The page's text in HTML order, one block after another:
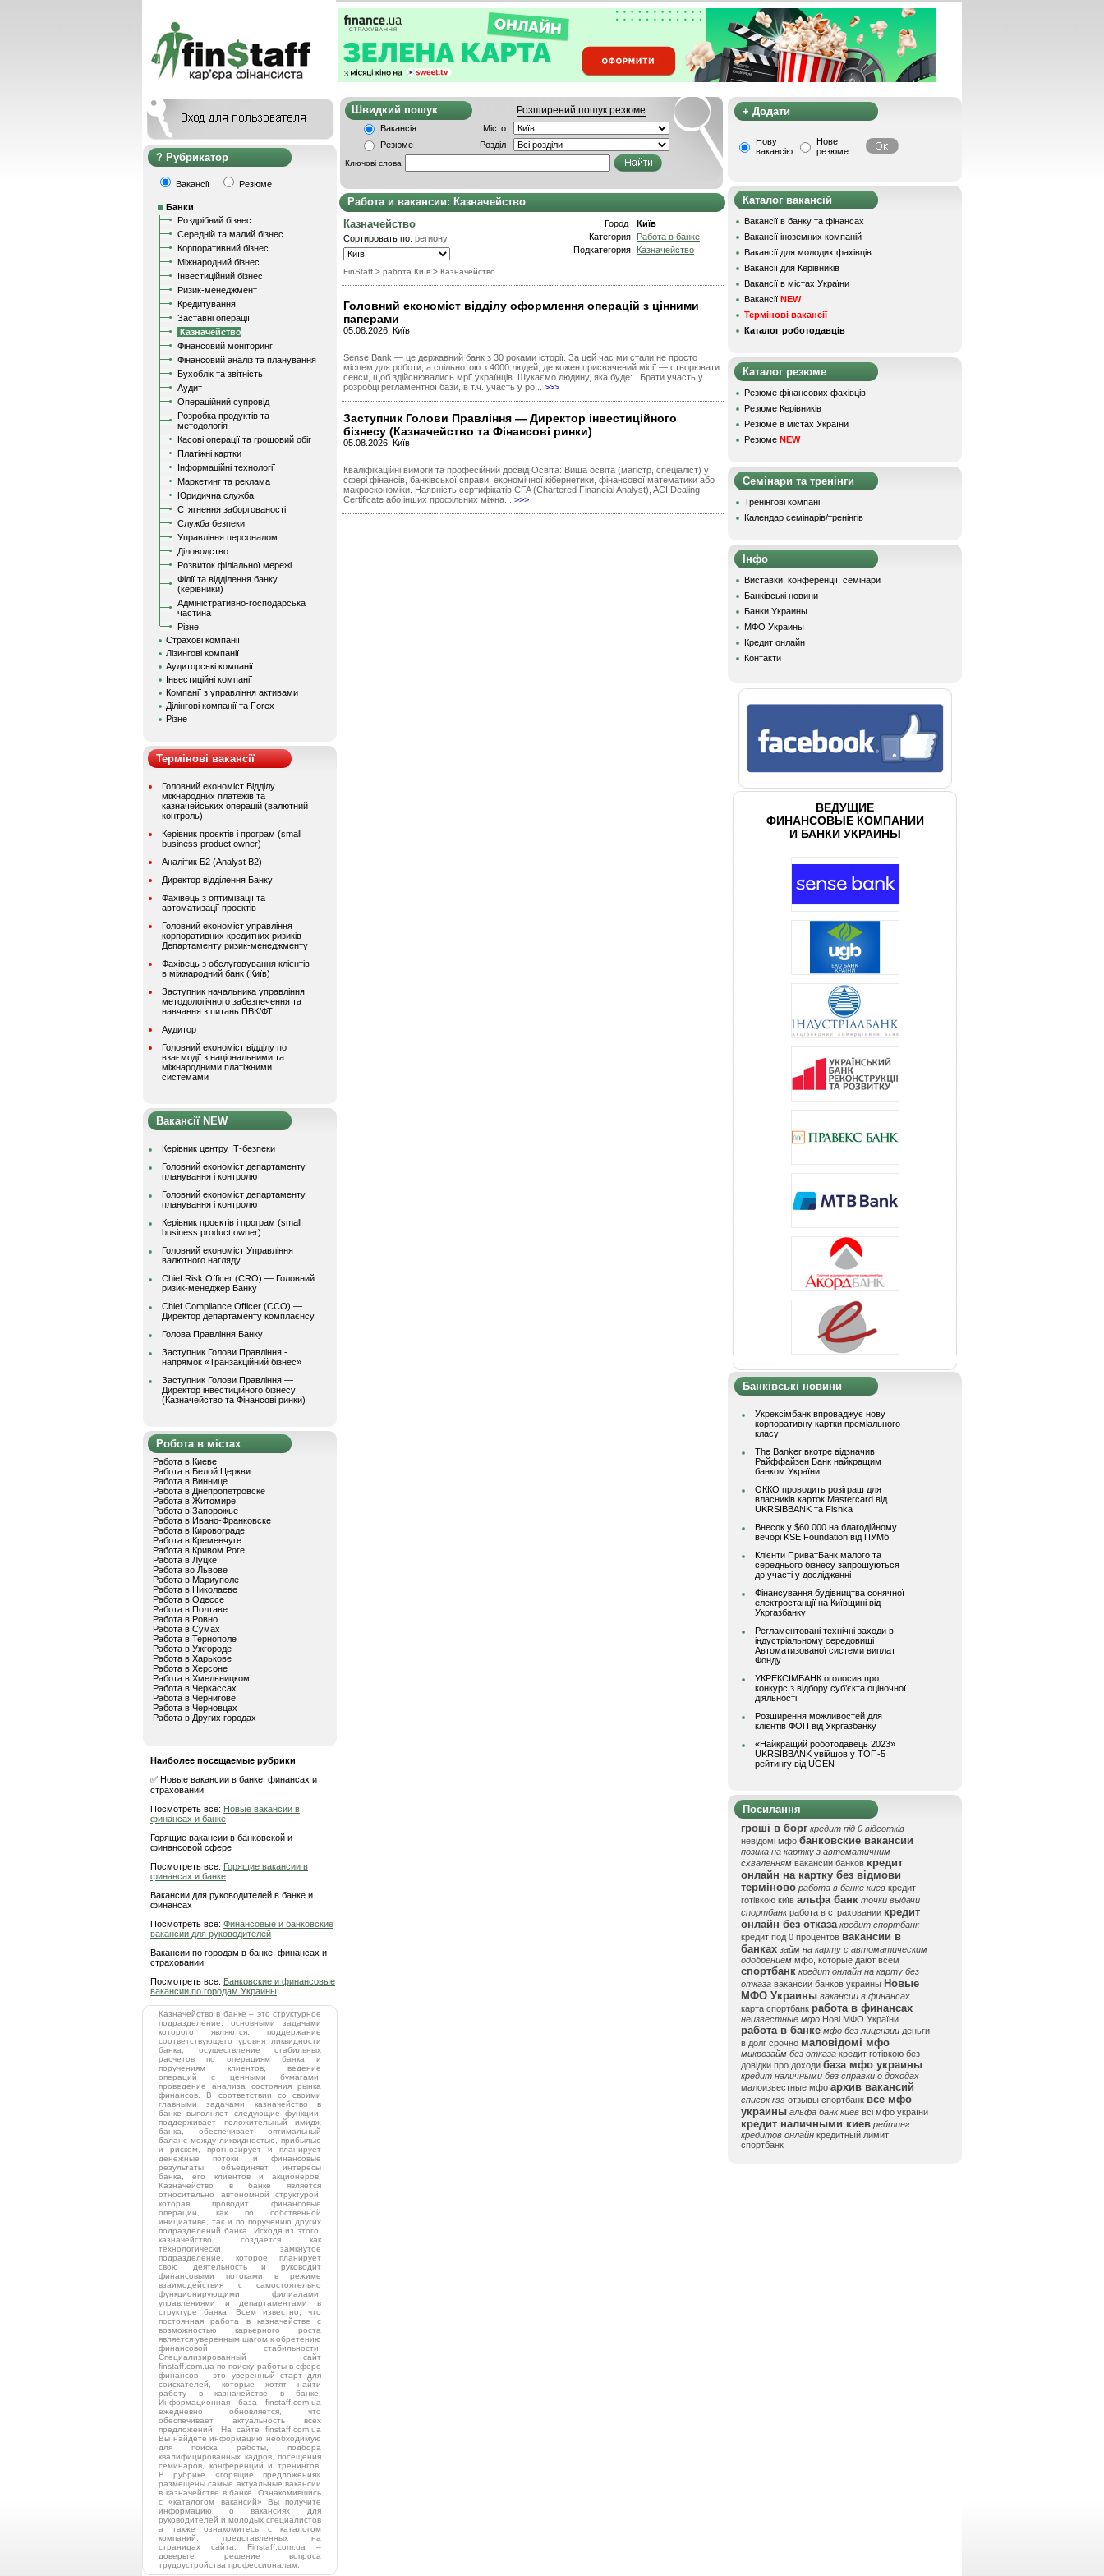
Рубрикатор
Вакансії Резюме
Банки
Роздрібний бізнес
Середній та малий бізнес
Корпоративний бізнес
Міжнародний бізнес
Інвестиційний бізнес
Ризик-менеджмент
Кредитування
Заставні операції
Казначейство
Фінансовий моніторинг
Фінансовий аналіз та планування
Бухоблік та звітність
Аудит
Операційний супровід
Розробка продуктів та
методологія
Касові операції та грошовий обіг
Платіжні картки
Інформаційні технології
Маркетинг та реклама
Юридична служба
Стягнення заборгованості
Служба безпеки
Управління персоналом
Діловодство
Розвиток філіальної мережі
Філії та відділення банку
(керівники)
Адміністративно-господарська
частина
Різне
Страхові компанії
Лізингові компанії
Аудиторські компанії
Інвестиційні компанії
Компанії з управління активами
Ділінгові компанії та Forex
Різне
Термінові вакансії
Головний економіст Відділу
міжнародних платежів та
казначейських операцій (валютний
контроль)
Керівник проєктів і програм (small
business product owner)
Аналітик Б2 (Analyst B2)
Директор відділення Банку
Фахівець з оптимізації та
автоматизації проєктів
Головний економіст управління
корпоративних кредитних ризиків
Департаменту ризик-менеджменту
Фахівець з обслуговування клієнтів
в міжнародний банк (Київ)
Заступник начальника управління
методологічного забезпечення та
навчання з питань ПВК/ФТ
Аудитор
Головний економіст відділу по
взаємодії з національними та
міжнародними платіжними
системами
Вакансії NEW
Керівник центру ІТ-безпеки
Головний економіст департаменту
планування і контролю
Головний економіст департаменту
планування і контролю
Керівник проєктів і програм (small
business product owner)
Головний економіст Управління
валютного нагляду
Chief Risk Officer (CRO) — Головний
ризик-менеджер Банку
Chief Compliance Officer (CCO) —
Директор департаменту комплаєнсу
Голова Правління Банку
Заступник Голови Правління -
напрямок «Транзакційний бізнес»
Заступник Голови Правління —
Директор інвестиційного бізнесу
(Казначейство та Фінансові ринки)
Робота в містах
Работа в Киеве
Работа в Белой Церкви
Работа в Виннице
Работа в Днепропетровске
Работа в Житомире
Работа в Запорожье
Работа в Ивано-Франковске
Работа в Кировограде
Работа в Кременчуге
Работа в Кривом Роге
Работа в Луцке
Работа во Львове
Работа в Мариуполе
Работа в Николаеве
Работа в Одессе
Работа в Полтаве
Работа в Ровно
Работа в Сумах
Работа в Тернополе
Работа в Ужгороде
Работа в Харькове
Работа в Херсоне
Работа в Хмельницком
Работа в Черкассах
Работа в Чернигове
Работа в Черновцах
Работа в Других городах
Наиболее посещаемые рубрики
✅ Новые вакансии в банке, финансах и
страховании
Посмотреть все: Новые вакансии в
финансах и банке
Горящие вакансии в банковской и
финансовой сфере
Посмотреть все: Горящие вакансии в
финансах и банке
Вакансии для руководителей в банке и
финансах
Посмотреть все: Финансовые и банковские
вакансии для руководителей
Вакансии по городам в банке, финансах и
страховании
Посмотреть все: Банковские и финансовые
вакансии по городам Украины
Казначейство в банке – это структурное
подразделение, основными задачами
которого являются: поддержание
соответствующего уровня ликвидности
банка, осуществление стабильных
расчетов по операциям банка и
поручениям клиентов, ведение
операций с ценными бумагами,
проведение анализа состояния рынка
финансов. В соответствии со своими
главными задачами казначейство в
банке выполняет следующие функции:
поддерживает положительный имидж
банка, обеспечивает оптимальный
баланс между ликвидностью, прибылью
и риском, прогнозирует и планирует
денежные потоки и финансовые
результаты, объединяет интересы
банка, его клиентов и акционеров.
Казначейство в банке является
относительно автономной структурой,
которая проводит финансовые
операции, как по собственной
инициативе, так и по поручению других
подразделений банка. Исходя из этого,
казначейство создается как
технологически замкнутое
подразделение, которое планирует
свою деятельность и руководит
финансовыми потоками в режиме
взаимодействия с самостоятельно
функционирующими филиалами,
управлениями и департаментами в
структуре банка. Всем известно, что
постоянная работа в казначействе с
возможностью карьерного роста
является уверенным шагом к обретению
финансовой стабильности.
Специализированный сайт
finstaff.com.ua по поиску работы в сфере
финансов – это уверенный старт для
соискателей, которые хотят найти
работу в казначействе в банке.
Информационная база finstaff.com.ua
ежедневно обновляется, что
обеспечивает актуальность всех
предложений. На сайте finstaff.com.ua
Вы найдете информацию необходимую
для поиска работы, подбора
квалифицированных кадров, посещения
семинаров, конференций и тренингов.
В рубрике «горящие предложения»
размещены самые актуальные вакансии
в казначействе в банке. Ознакомившись
с «каталогом вакансий» Вы получите
информацию о вакансиях для
руководителей и молодых специалистов
а также ознакомитесь с каталогом
компаний, представленных на
страницах сайта. Finstaff.com.ua –
доверьте решение вопроса
трудоустройства профессионалам.
Швидкий пошук Розширений пошук резюме
Вакансія
Місто
Резюме
Розділ
Ключові слова
Работа и вакансии: Казначейство
Казначейство
Сортировать по: региону
FinStaff > работа Київ > Казначейство
Город : Київ
Категория: Работа в банке
Подкатегория: Казначейство
Головний економіст відділу оформлення операцій з цінними
паперами
05.08.2026, Київ
Sense Bank — це державний банк з 30 роками історії. За цей час ми стали не просто
місцем для роботи, а спільнотою з 4000 людей, де кожен присвячений місії — створювати
сенси, щоб здійснювались мрії українців. Шукаємо людину, яка буде: . Брати участь у
розробці регламентної бази, в т.ч. участь у ро... >>>
Заступник Голови Правління — Директор інвестиційного
бізнесу (Казначейство та Фінансові ринки)
05.08.2026, Київ
Кваліфікаційні вимоги та професійний досвід Освіта: Вища освіта (магістр, спеціаліст) у
сфері фінансів, банківської справи, економічної кібернетики, фінансової математики або
макроекономіки. Наявність сертифікатів CFA (Chartered Financial Analyst), ACI Dealing
Certificate або інших профільних міжна... >>>
+ Додати
Нову
вакансію
Нове
резюме
Каталог вакансій
Вакансії в банку та фінансах
Вакансії іноземних компаній
Вакансії для молодих фахівців
Вакансії для Керівників
Вакансії в містах України
Вакансії NEW
Термінові вакансії
Каталог роботодавців
Каталог резюме
Резюме фінансових фахівців
Резюме Керівників
Резюме в містах України
Резюме NEW
Семінари та тренінги
Тренінгові компанії
Календар семінарів/тренінгів
Інфо
Виставки, конференції, семінари
Банківські новини
Банки Украины
МФО Украины
Кредит онлайн
Контакти
ВЕДУЩИЕ
ФИНАНСОВЫЕ КОМПАНИИ
И БАНКИ УКРАИНЫ
Банківські новини
Укрексімбанк впроваджує нову
корпоративну картки преміального
класу
The Banker вкотре відзначив
Райффайзен Банк найкращим
банком України
ОККО проводить розіграш для
власників карток Mastercard від
UKRSIBBANK та Fishka
Внесок у $60 000 на благодійному
вечорі KSE Foundation від ПУМб
Клієнти ПриватБанк малого та
середнього бізнесу запрошуються
до участі у дослідженні
Фінансування будівництва сонячної
електростанції на Київщині від
Укргазбанку
Регламентовані технічні заходи в
індустріальному середовищі
Автоматизованої системи виплат
Фонду
УКРЕКСІМБАНК оголосив про
конкурс з відбору суб’єкта оціночної
діяльності
Розширення можливостей для
клієнтів ФОП від Укргазбанку
«Найкращий роботодавець 2023»
UKRSIBBANK увійшов у ТОП-5
рейтингу від UGEN
Посилання
гроші в борг кредит під 0 відсотків
невідомі мфо банковские вакансии
позика на картку з автоматичним
схваленням вакансии банков кредит
онлайн на картку без відмови
терміново работа в банке киев кредит
готівкою київ альфа банк точки выдачи
спортбанк работа в страховании кредит
онлайн без отказа кредит спортбанк
кредит под 0 процентов вакансии в
банках займ на карту с автоматическим
одобрением мфо, которые дают всем
спортбанк кредит онлайн на карту без
отказа вакансии банков украины Новые
МФО Украины вакансии в финансах
карта спортбанк работа в финансах
неизвестные мфо Нові МФО України
работа в банке мфо без лицензии деньги
в долг срочно маловідомі мфо
микрозайм без отказа кредит готівкою без
довідки про доходи база мфо украины
кредит наличными без справки о доходах
малоизвестные мфо архив вакансий
список rss отзывы спортбанк все мфо
украины альфа банк киев всі мфо україни
кредит наличными киев рейтинг
кредитов онлайн кредитный лимит
спортбанк